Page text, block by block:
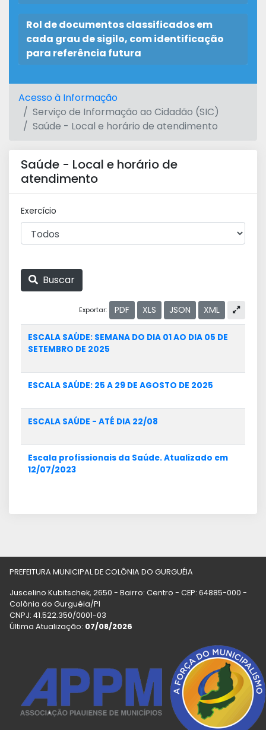
Rol de documentos classificados em
cada grau de sigilo, com identificação
para referência futura
Acesso à Informação
Serviço de Informação ao Cidadão (SIC)
Saúde - Local e horário de atendimento
Saúde - Local e horário de
atendimento
Exercício
Buscar
Exportar: PDF XLS JSON XML
ESCALA SAÚDE: SEMANA DO DIA 01 AO DIA 05 DE
SETEMBRO DE 2025
ESCALA SAÚDE: 25 A 29 DE AGOSTO DE 2025
ESCALA SAÚDE - ATÉ DIA 22/08
Escala profissionais da Saúde. Atualizado em
12/07/2023
PREFEITURA MUNICIPAL DE COLÔNIA DO GURGUÉIA
Juscelino Kubitschek, 2650 - Bairro: Centro - CEP: 64885-000 -
Colônia do Gurguéia/PI
CNPJ: 41.522.350/0001-03
Última Atualização: 07/08/2026